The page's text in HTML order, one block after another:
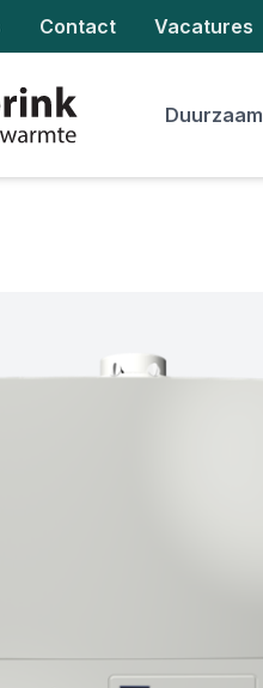
Contact Vacatures
Duurzaam